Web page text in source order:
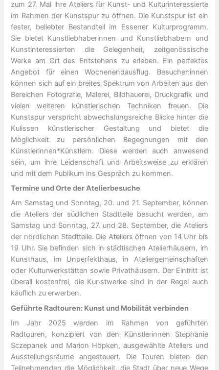
zum 27. Mal ihre Ateliers für Kunst- und Kulturinteressierte
im Rahmen der Kunstspur zu öffnen. Die Kunstspur ist ein
fester, beliebter Bestandteil im Essener Kulturprogramm.
Sie bietet Kunstliebhaberinnen und Kunstliebhabern und
Kunstinteressierten die Gelegenheit, zeitgenössische
Werke am Ort des Entstehens zu erleben. Ein perfektes
Angebot für einen Wochenendausflug. Besucher:innen
können sich auf ein breites Spektrum von Arbeiten aus den
Bereichen Fotografie, Malerei, Bildhauerei, Druckgrafik und
vielen weiteren künstlerischen Techniken freuen. Die
Kunstspur verspricht abwechslungsreiche Blicke hinter die
Kulissen künstlerischer Gestaltung und bietet die
Möglichkeit zu persönlichen Begegnungen mit den
Künstlerinnen*Künstlern. Diese werden auch anwesend
sein, um ihre Leidenschaft und Arbeitsweise zu erklären
und mit dem Publikum ins Gespräch zu kommen.
Termine und Orte der Atelierbesuche
Am Samstag und Sonntag, 20. und 21. September, können
die Ateliers der südlichen Stadtteile besucht werden, am
Samstag und Sonntag, 27. und 28. September, die Ateliers
der nördlichen Stadtteile. Die Ateliers öffnen von 14 Uhr bis
19 Uhr. Sie befinden sich in städtischen Atelierhäusern, im
Kunsthaus, im Unperfekthaus, in Ateliergemeinschaften
oder Kulturwerkstätten sowie Privathäusern. Der Eintritt ist
überall kostenfrei, die Kunstwerke sind in der Regel auch
käuflich zu erwerben.
Geführte Radtouren: Kunst und Mobilität verbinden
Im Jahr 2025 werden im Rahmen von geführten
Radtouren, konzipiert von den Künstlerinnen Stephanie
Sczepanek und Marion Höpken, ausgewählte Ateliers und
Ausstellungsräume angesteuert. Die Touren bieten den
Teilnehmenden die Möglichkeit, die Stadt über neue Wege